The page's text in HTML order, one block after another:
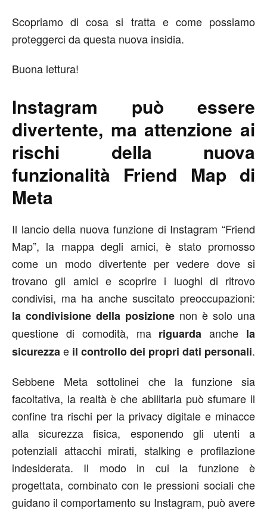
Scopriamo di cosa si tratta e come possiamo
proteggerci da questa nuova insidia.
Buona lettura!
Instagram può essere
divertente, ma attenzione ai
rischi della nuova
funzionalità Friend Map di
Meta
Il lancio della nuova funzione di Instagram “Friend
Map”, la mappa degli amici, è stato promosso
come un modo divertente per vedere dove si
trovano gli amici e scoprire i luoghi di ritrovo
condivisi, ma ha anche suscitato preoccupazioni:
la condivisione della posizione non è solo una
questione di comodità, ma riguarda anche la
sicurezzae il controllo dei propri dati personali.
Sebbene Meta sottolinei che la funzione sia
facoltativa, la realtà è che abilitarla può sfumare il
confine tra rischi per la privacy digitale e minacce
alla sicurezza fisica, esponendo gli utenti a
potenziali attacchi mirati, stalking e profilazione
indesiderata. Il modo in cui la funzione è
progettata, combinato con le pressioni sociali che
guidano il comportamento su Instagram, può avere